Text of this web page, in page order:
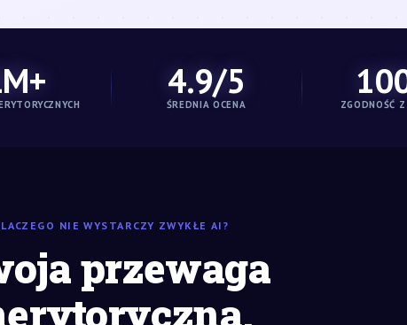
4.9/5
ŚREDNIA OCENA ZGODNOŚĆ
NIE WYSTARCZY ZWYKŁE AI?
przewaga